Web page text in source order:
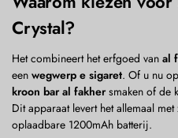
Crystal?
Het combineert het erfgoed van al
een wegwerp e sigaret. Of u nu
kroon bar al fakher smaken of de
Dit apparaat levert het allemaal
oplaadbare 1200mAh batterij.